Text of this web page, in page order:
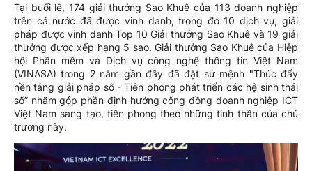
Tại buổi lễ, 174 giải thưởng Sao Khuê của 113 doanh nghiệp
trên cả nước đã được vinh danh, trong đó 10 dịch vụ, giải
pháp được vinh danh Top 10 Giải thưởng Sao Khuê và 19 giải
thưởng được xếp hạng 5 sao. Giải thưởng Sao Khuê của Hiệp
hội Phần mềm và Dịch vụ công nghệ thông tin Việt Nam
(VINASA) trong 2 năm gần đây đã đặt sứ mệnh "Thúc đẩy
nền tảng giải pháp số - Tiên phong phát triển các hệ sinh thái
số” nhằm góp phần định hướng cộng đồng doanh nghiệp ICT
Việt Nam sáng tạo, tiên phong theo những tinh thần của chủ
trương này.